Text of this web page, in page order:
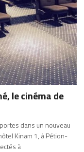
le cinéma de
dans un nouveau
Kinam 1, à Pétion-
à